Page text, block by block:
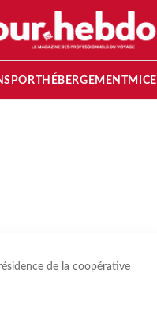
HÉBERGEMENTMICE
de la coopérative